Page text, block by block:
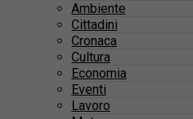
Ambiente
Cittadini
Cronaca
Cultura
Economia
Eventi
Lavoro